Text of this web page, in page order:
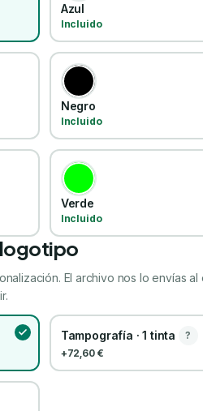
Azul
Incluido
Negro
Incluido
Verde
Incluido
logotipo
El archivo nos lo envías
Tampografía · 1 tinta
?
+72,60 €